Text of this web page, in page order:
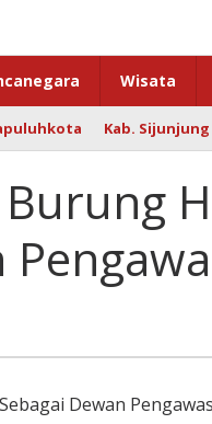
Wisata
Kab. Sijunjung
Dewan